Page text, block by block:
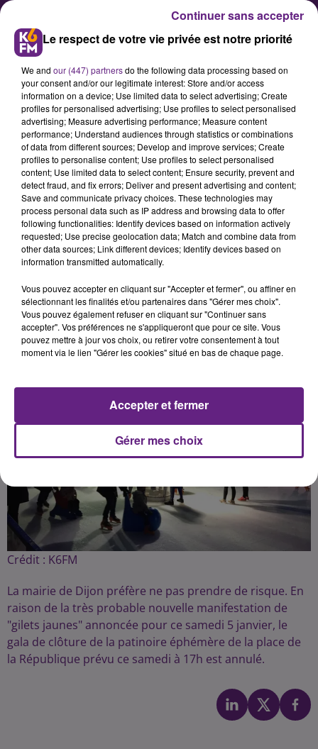
Annulation du gala de fermeture
de la patinoire de Dijon
La mairie de Dijon a indiqué ce
vendredi après-midi que la fête
prévue ce samedi était annulée.
Publié : 4 janvier 2019 à 15h40 par la rédaction
Crédit : K6FM
La mairie de Dijon préfère ne pas prendre de risque. En
raison de la très probable nouvelle manifestation de
"gilets jaunes" annoncée pour ce samedi 5 janvier, le
gala de clôture de la patinoire éphémère de la place de
la République prévu ce samedi à 17h est annulé.
Le respect de votre vie privée est notre priorité
We and our (447) partnersdo the following data processing based on
your consent and/or our legitimate interest: Store and/or access
information on a device; Use limited data to select advertising; Create
profiles for personalised advertising; Use profiles to select personalised
advertising; Measure advertising performance; Measure content
performance; Understand audiences through statistics or combinations
of data from different sources; Develop and improve services; Create
profiles to personalise content; Use profiles to select personalised
content; Use limited data to select content; Ensure security, prevent and
detect fraud, and fix errors; Deliver and present advertising and content;
Save and communicate privacy choices. These technologies may
process personal data such as IP address and browsing data to offer
following functionalities: Identify devices based on information actively
requested; Use precise geolocation data; Match and combine data from
other data sources; Link different devices; Identify devices based on
information transmitted automatically.
Vous pouvez accepter en cliquant sur "Accepter et fermer", ou affiner en
sélectionnant les finalités et/ou partenaires dans "Gérer mes choix".
Vous pouvez également refuser en cliquant sur "Continuer sans
accepter". Vos préférences ne s'appliqueront que pour ce site. Vous
pouvez mettre à jour vos choix, ou retirer votre consentement à tout
moment via le lien "Gérer les cookies" situé en bas de chaque page.
Gérer mes choix
Accepter et fermer
Continuer sans accepter